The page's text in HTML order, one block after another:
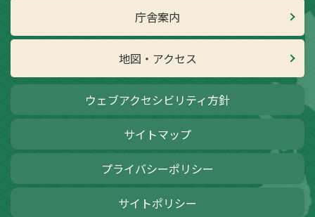
庁舎案内
地図・アクセス
ウェブアクセシビリティ方針
サイトマップ
プライバシーポリシー
サイトポリシー